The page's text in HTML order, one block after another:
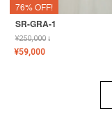
76% OFF!
SR-GRA-1
¥250,000↓
¥59,000